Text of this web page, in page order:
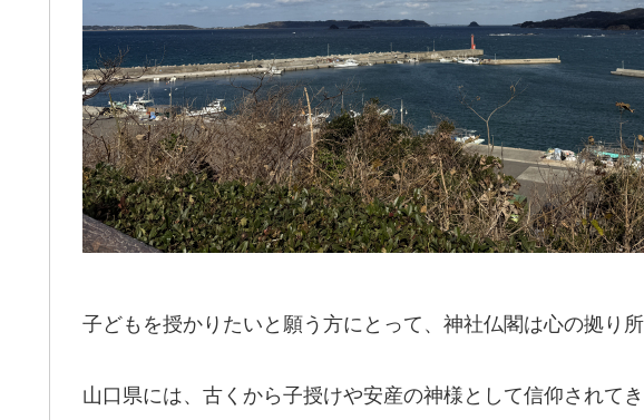
子どもを授かりたいと願う方にとって、神社仏閣は心の拠り所
山口県には、古くから子授けや安産の神様として信仰されて